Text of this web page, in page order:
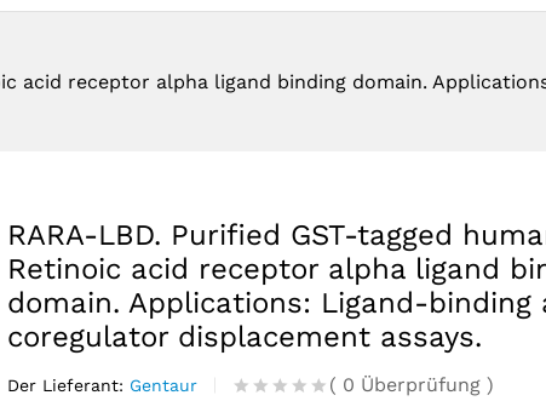
acid receptor alpha ligand binding domain.
RARA-LBD. Purified GST-tagged
Retinoic acid receptor alpha ligand
domain. Applications: Ligand-binding
coregulator displacement assays.
Der Lieferant: Gentaur ( 0 Überprüfung)